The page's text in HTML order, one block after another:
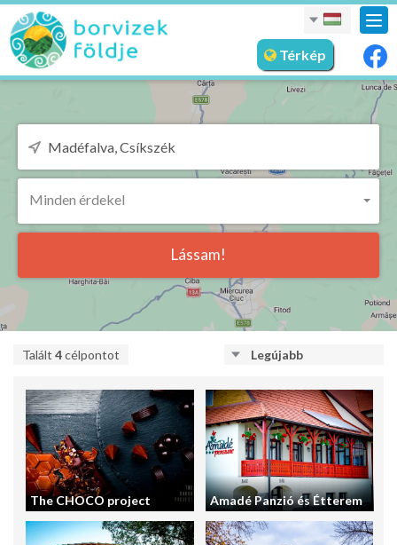
Térkép
Minden érdekel
Lássam!
Talált 4célpontot Legújabb
The CHOCO project Amadé Panzió és Étterem